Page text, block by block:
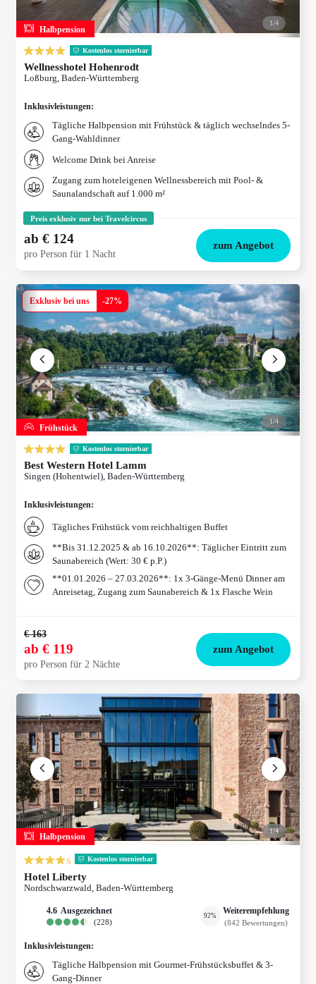
Halbpension
1/4
Kostenlos stornierbar
Wellnesshotel Hohenrodt
Loßburg, Baden-Württemberg
Inklusivleistungen:
Tägliche Halbpension mit Frühstück & täglich wechselndes 5-
Gang-Wahldinner
Welcome Drink bei Anreise
Zugang zum hoteleigenen Wellnessbereich mit Pool- &
Saunalandschaft auf 1.000 m²
Preis exklusiv nur bei Travelcircus
ab € 124
pro Person für 1 Nacht
zum Angebot
Frühstück
Exklusiv bei uns -27%
1/4
Kostenlos stornierbar
Best Western Hotel Lamm
Singen (Hohentwiel), Baden-Württemberg
Inklusivleistungen:
Tägliches Frühstück vom reichhaltigen Buffet
**Bis 31.12.2025 & ab 16.10.2026**: Täglicher Eintritt zum
Saunabereich (Wert: 30 € p.P.)
**01.01.2026 – 27.03.2026**: 1x 3-Gänge-Menü Dinner am
Anreisetag, Zugang zum Saunabereich & 1x Flasche Wein
€ 163
ab € 119
pro Person für 2 Nächte
zum Angebot
Halbpension
1/4
s Kostenlos stornierbar
Hotel Liberty
Nordschwarzwald, Baden-Württemberg
4.6 ausgezeichnet
(228)
92%
Weiterempfehlung
(842 Bewertungen)
Inklusivleistungen:
Tägliche Halbpension mit Gourmet-Frühstücksbuffet & 3-
Gang-Dinner